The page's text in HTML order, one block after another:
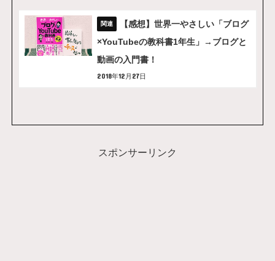
【感想】世界一やさしい「ブログ
×YouTubeの教科書1年生」→ブログと
動画の入門書！
2018年12月27日
スポンサーリンク